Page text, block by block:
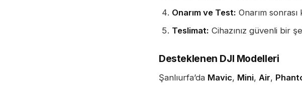
Onarım ve Test: Onarım
Teslimat: Cihazınız güvenli bir
Desteklenen DJI Modelleri
Şanlıurfa’da Mavic, Mini, Air,